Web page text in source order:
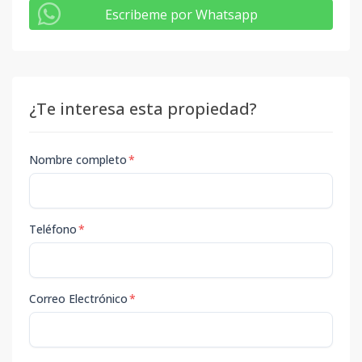
Escribeme por Whatsapp
¿Te interesa esta propiedad?
Nombre completo*
Teléfono*
Correo Electrónico*